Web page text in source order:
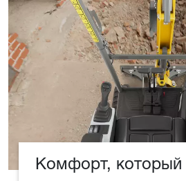
Комфорт, который